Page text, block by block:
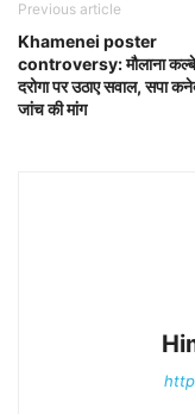
Previous article
Khamenei poster
controversy: मौलाना
दरोगा पर उठाए सवाल, सपा
जांच की मांग